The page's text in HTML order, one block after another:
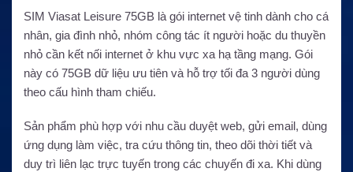
SIM Viasat Leisure 75GB là gói internet vệ tinh dành cho cá
nhân, gia đình nhỏ, nhóm công tác ít người hoặc du thuyền
nhỏ cần kết nối internet ở khu vực xa hạ tầng mạng. Gói
này có 75GB dữ liệu ưu tiên và hỗ trợ tối đa 3 người dùng
theo cấu hình tham chiếu.
Sản phẩm phù hợp với nhu cầu duyệt web, gửi email, dùng
ứng dụng làm việc, tra cứu thông tin, theo dõi thời tiết và
duy trì liên lạc trực tuyến trong các chuyến đi xa. Khi dùng